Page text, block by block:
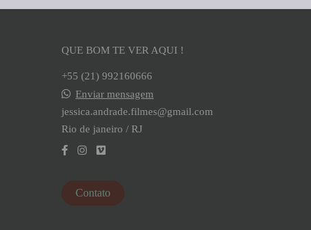
QUE BOM TE VER AQUI !
+55 (21) 992160666
Enviar mensagem
jessica.andrade.filmes@gmail.com
Rio de janeiro / RJ
Contato